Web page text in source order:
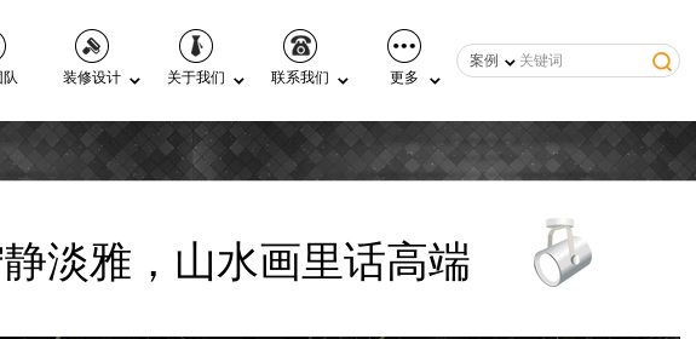
案例
队 装修设计 关于我们 联系我们 更多
淡雅，山水画里话高端